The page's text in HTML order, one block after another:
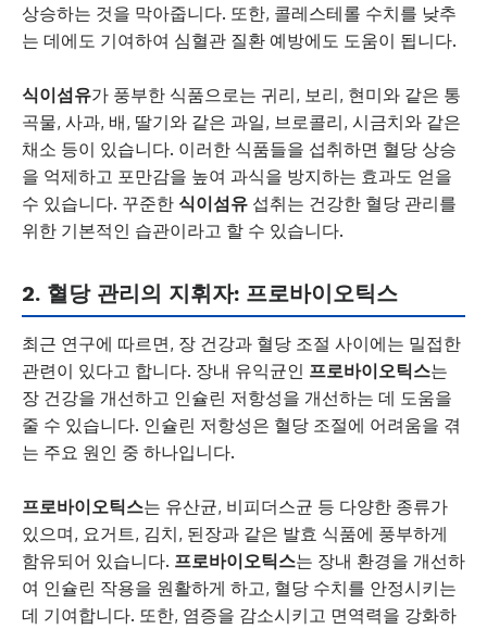
상승하는 것을 막아줍니다. 또한, 콜레스테롤 수치를 낮추
는 데에도 기여하여 심혈관 질환 예방에도 도움이 됩니다.
식이섬유가 풍부한 식품으로는 귀리, 보리, 현미와 같은 통
곡물, 사과, 배, 딸기와 같은 과일, 브로콜리, 시금치와 같은
채소 등이 있습니다. 이러한 식품들을 섭취하면 혈당 상승
을 억제하고 포만감을 높여 과식을 방지하는 효과도 얻을
수 있습니다. 꾸준한 식이섬유 섭취는 건강한 혈당 관리를
위한 기본적인 습관이라고 할 수 있습니다.
2. 혈당관리의 지휘자: 프로바이오틱스
최근 연구에 따르면, 장 건강과 혈당 조절 사이에는 밀접한
관련이 있다고 합니다. 장내 유익균인 프로바이오틱스는
장 건강을 개선하고 인슐린 저항성을 개선하는 데 도움을
줄 수 있습니다. 인슐린 저항성은 혈당 조절에 어려움을 겪
는 주요 원인 중 하나입니다.
프로바이오틱스는 유산균, 비피더스균 등 다양한 종류가
있으며, 요거트, 김치, 된장과 같은 발효 식품에 풍부하게
함유되어 있습니다. 프로바이오틱스는 장내 환경을 개선하
여 인슐린 작용을 원활하게 하고, 혈당 수치를 안정시키는
데 기여합니다. 또한, 염증을 감소시키고 면역력을 강화하